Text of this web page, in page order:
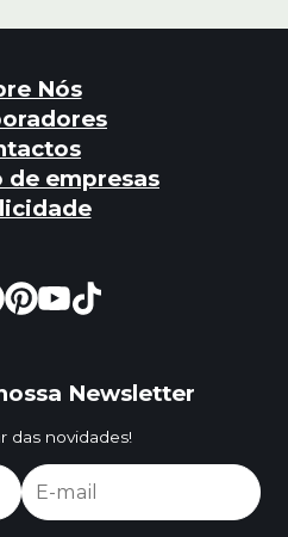
Nós
empresas
Newsletter
das novidades!